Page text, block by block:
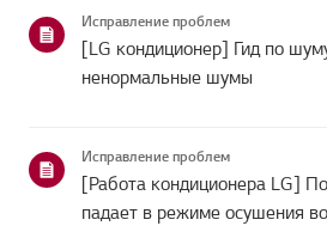
кодов.Как проверить ...
Исправление проблем
[LG кондиционер] Гид по
ненормальные шумы
Исправление проблем
[Работа кондиционера LG]
падает в режиме осушения